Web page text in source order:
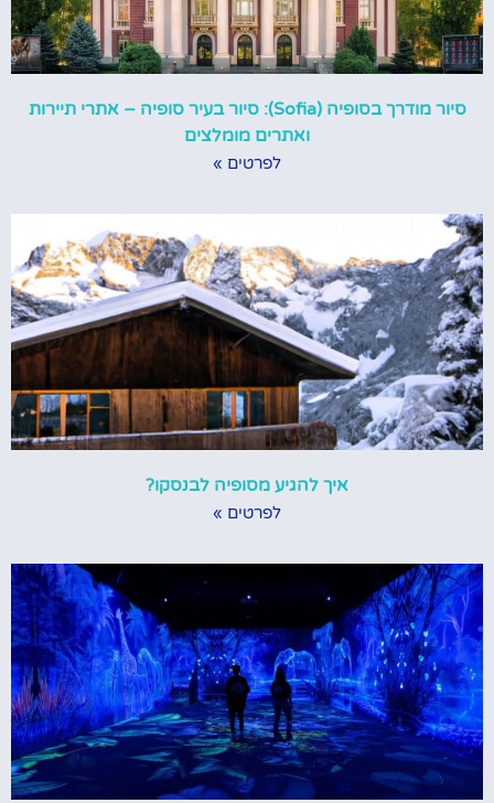
סיור מודרך בסופיה (Sofia): סיור בעיר סופיה – אתרי תיירות
ואתרים מומלצים
לפרטים »
איך להגיע מסופיה לבנסקו?
לפרטים »